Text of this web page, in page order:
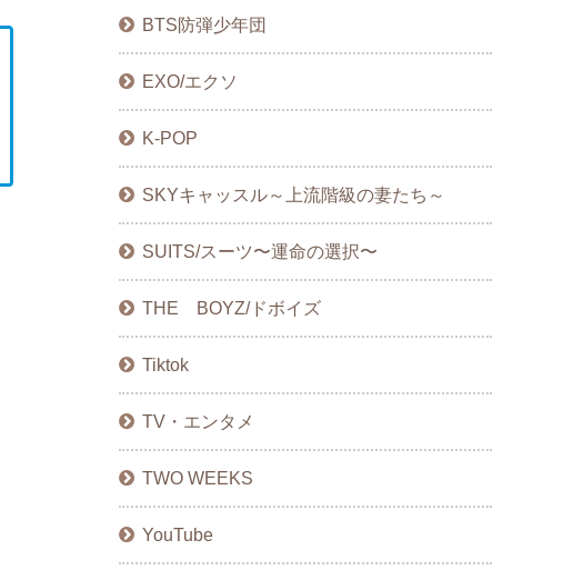
BTS防弾少年団
EXO/エクソ
K-POP
SKYキャッスル～上流階級の妻たち～
SUITS/スーツ〜運命の選択〜
THE BOYZ/ドボイズ
Tiktok
TV・エンタメ
TWO WEEKS
YouTube